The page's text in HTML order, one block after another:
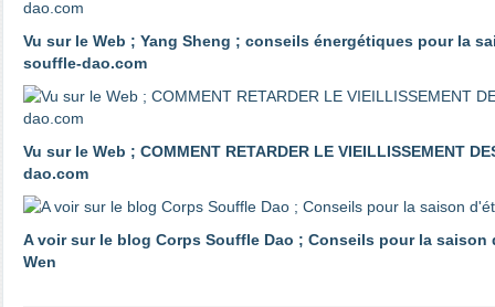
Vu sur le Web ; Yang Sheng ; conseils énergétiques pour la
souffle-dao.com
Vu sur le Web ; COMMENT RETARDER LE VIEILLISSEMENT
dao.com
A voir sur le blog Corps Souffle Dao ; Conseils pour la saison
Wen